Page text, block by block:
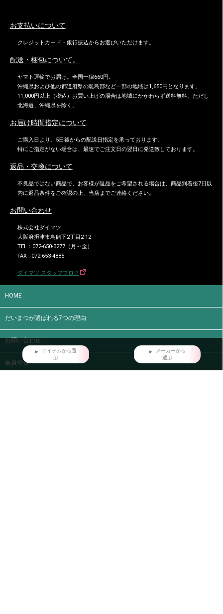
お支払いについて
クレジットカード・銀行振込からお選びいただけます。
配送・梱包について。
ヤマト運輸でお届け。全国一律660円。
沖縄県および他の都道府県の離島部など一部の地域は1,650円となります。
11,000円以上（税込）お買い上げの場合は地域にかかわらず送料無料。ただし
北海道、沖縄県を除く。
お届け時間指定について
ご購入日より、5日後からの配送日指定を承っております。
特にご指定がない場合は、最速でご注文日の翌日に発送致しております。
返品・交換について
不良品ではない商品で、お客様が返品をご希望される場合は、商品到着後7日以
内に返品条件をご確認の上、当店までご連絡ください。
お問い合わせ
株式会社ダイマツ
大阪府摂津市鳥飼下2丁目2-12
TEL：072-650-3277（月～金）
FAX : 072-653-4885
ダイマツ スタッフブログ
HOME
だいまつが選ばれる7つの理由
お問い合わせ
会員登録
アイテムから選
ぶ
メーカーから
選ぶ